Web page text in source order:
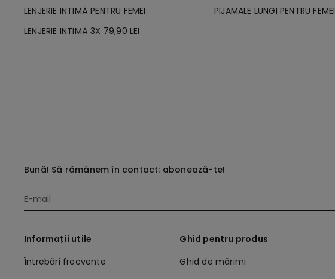
LENJERIE INTIMĂ PENTRU FEMEI
LENJERIE INTIMĂ 3X 79,90 LEI
PIJAMALE LUNGI PENTRU FEMEI
Bună! Să rămânem în contact: abonează-te!
Informații utile
Întrebări frecvente
Ghid pentru produs
Ghid de mărimi